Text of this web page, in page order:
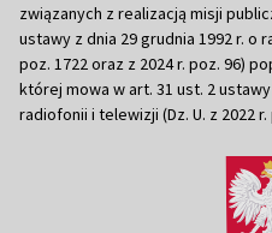
związanych z realizacją misji
ustawy z dnia 29 grudnia 1992 r. o
poz. 1722 oraz z 2024 r. poz. 96)
której mowa w art. 31 ust. 2
radiofonii i telewizji (Dz. U. z 2022